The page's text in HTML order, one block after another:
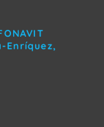
Enríquez,